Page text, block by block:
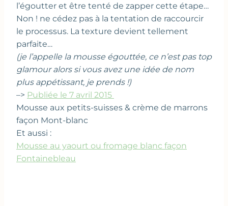
l’égoutter et être tenté de zapper cette étape…
Non ! ne cédez pas à la tentation de raccourcir
le processus. La texture devient tellement
parfaite…
(je l’appelle la mousse égouttée, ce n’est pas top
glamour alors si vous avez une idée de nom
plus appétissant, je prends !)
–> Publiée le 7 avril 2015
Mousse aux petits-suisses & crème de marrons
façon Mont-blanc
Et aussi :
Mousse au yaourt ou fromage blanc façon
Fontainebleau